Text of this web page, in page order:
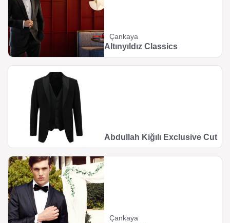
Çankaya
Altınyıldız Classics
Abdullah Kiğılı Exclusive Cut
Çankaya